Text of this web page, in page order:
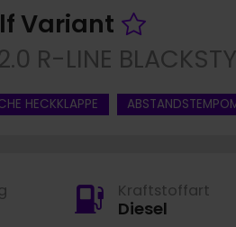
Variant
R-LINE
HECKKLAPPE
Kraftstoffart
Diesel